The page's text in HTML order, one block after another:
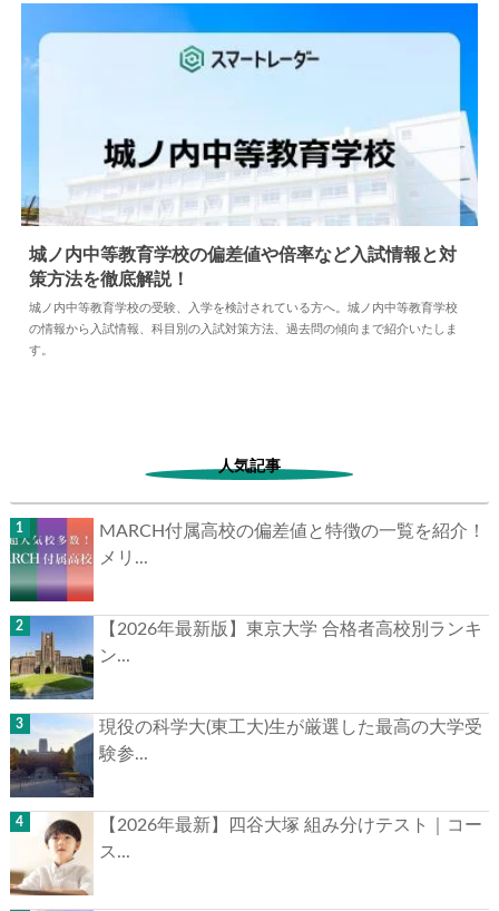
中学情報 2024.04.18
城ノ内中等教育学校の偏差値や倍率など入試情報と対
策方法を徹底解説！
城ノ内中等教育学校の受験、入学を検討されている方へ。城ノ内中等教育学校
の情報から入試情報、科目別の入試対策方法、過去問の傾向まで紹介いたしま
す。
人気記事
MARCH付属高校の偏差値と特徴の一覧を紹介！
メリ...
【2026年最新版】東京大学 合格者高校別ランキ
ン...
現役の科学大(東工大)生が厳選した最高の大学受
験参...
【2026年最新】四谷大塚 組み分けテスト｜コー
ス...